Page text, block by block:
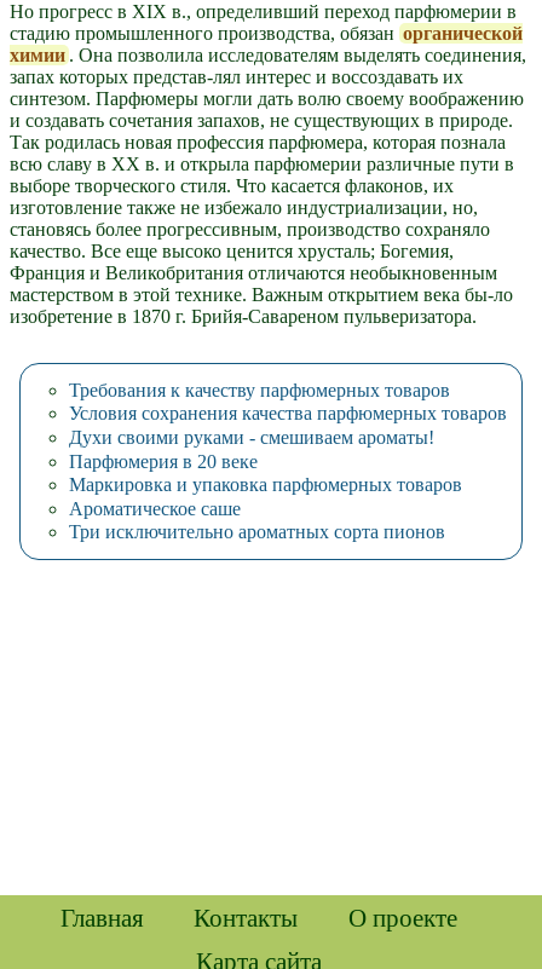
Но прогресс в XIX в., определивший переход парфюмерии в
стадию промышленного производства, обязан органической
химии . Она позволила исследователям выделять соединения,
запах которых представ-лял интерес и воссоздавать их
синтезом. Парфюмеры могли дать волю своему воображению
и создавать сочетания запахов, не существующих в природе.
Так родилась новая профессия парфюмера, которая познала
всю славу в XX в. и открыла парфюмерии различные пути в
выборе творческого стиля. Что касается флаконов, их
изготовление также не избежало индустриализации, но,
становясь более прогрессивным, производство сохраняло
качество. Все еще высоко ценится хрусталь; Богемия,
Франция и Великобритания отличаются необыкновенным
мастерством в этой технике. Важным открытием века бы-ло
изобретение в 1870 г. Брийя-Савареном пульверизатора.
Требования к качеству парфюмерных товаров
Условия сохранения качества парфюмерных товаров
Духи своими руками - смешиваем ароматы!
Парфюмерия в 20 веке
Маркировка и упаковка парфюмерных товаров
Ароматическое саше
Три исключительно ароматных сорта пионов
Главная Контакты
О проекте
Карта сайта